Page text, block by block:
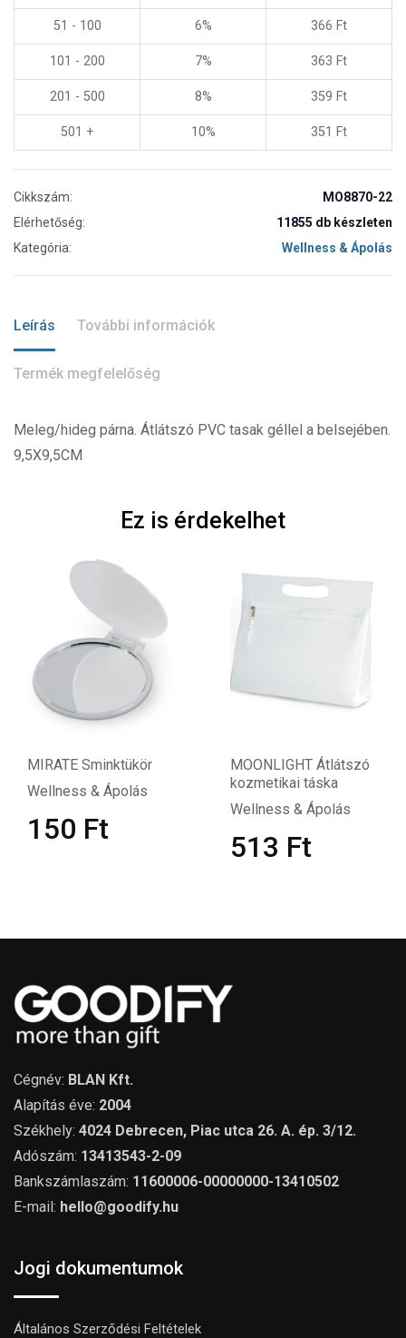
51 - 100 6% 366 Ft
101 - 200 7% 363 Ft
201 - 500 8% 359 Ft
501 + 10% 351 Ft
Cikkszám:
MO8870-22
Elérhetőség:
11855 db készleten
Kategória:
Wellness & Ápolás
Leírás További információk
Termék megfelelőség
Meleg/hideg párna. Átlátszó PVC tasak géllel a belsejében.
9,5X9,5CM
Ez is érdekelhet
MIRATE Sminktükör
Wellness & Ápolás
150 Ft
MOONLIGHT Átlátszó
kozmetikai táska
Wellness & Ápolás
513 Ft
Cégnév: BLAN Kft.
Alapítás éve: 2004
Székhely: 4024 Debrecen, Piac utca 26. A. ép. 3/12.
Adószám: 13413543-2-09
Bankszámlaszám: 11600006-00000000-13410502
E-mail: hello@goodify.hu
Jogi dokumentumok
Általános Szerződési Feltételek